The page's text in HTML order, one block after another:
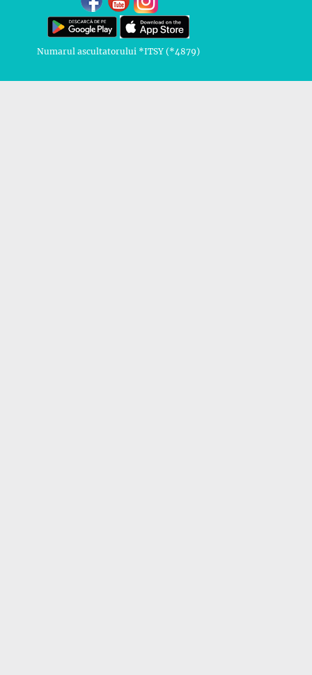
Numarul ascultatorului *ITSY (*4879)